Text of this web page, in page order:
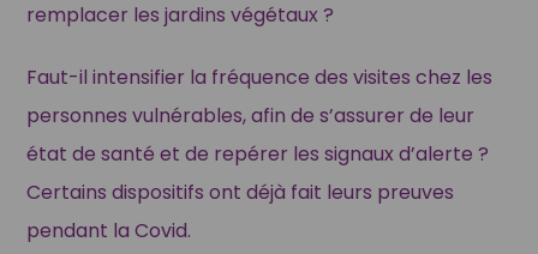
remplacer les jardins végétaux ?
Faut-il intensifier la fréquence des visites chez les
personnes vulnérables, afin de s’assurer de leur
état de santé et de repérer les signaux d’alerte ?
Certains dispositifs ont déjà fait leurs preuves
pendant la Covid.